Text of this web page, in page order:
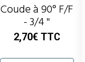
Coude à 90° F/F
- 3/4 "
2,70€ TTC